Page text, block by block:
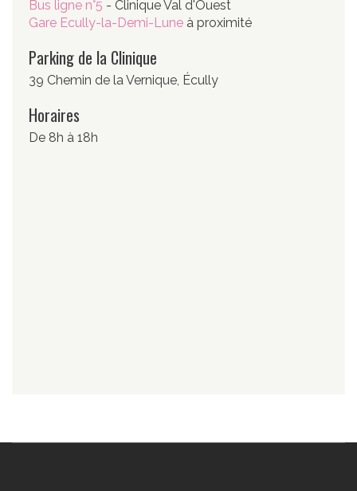
Bus ligne n°5 - Clinique Val d'Ouest
Gare Ecully-la-Demi-Lune à proximité
Parking de la Clinique
39 Chemin de la Vernique, Écully
Horaires
De 8h à 18h